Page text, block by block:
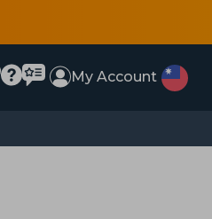
My Account